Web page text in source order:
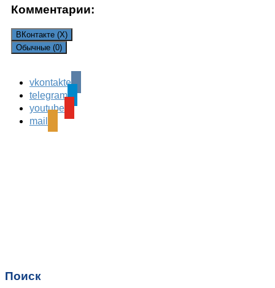
Комментарии:
ВКонтакте (X)
Обычные (0)
Leave a Reply
Ваш адрес email не будет опубликован.
поля помечены
vkontakte
telegram
youtube
mail
Поиск